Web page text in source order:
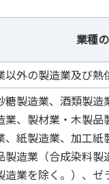
業種
以外の製造業及び熱
糖製造業、酒類製
業、製材業・木製
、紙製造業、加工
製造業（合成染料
造業を除く。）、